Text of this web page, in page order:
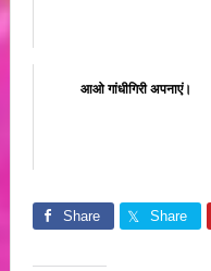
आओ गांधीगिरी अपनाएं।
Share Share